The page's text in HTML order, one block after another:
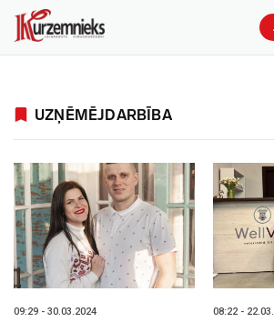
UZŅĒMĒJDARBĪBA
09:29 - 30.03.2024 08:22 -